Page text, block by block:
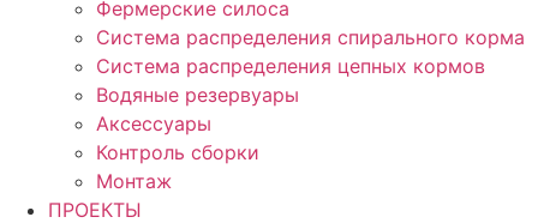
Фермерские силоса
Система распределения спирального корма
Система распределения цепных кормов
Водяные резервуары
Аксессуары
Контроль сборки
Монтаж
ПРОЕКТЫ